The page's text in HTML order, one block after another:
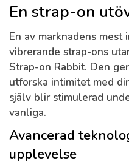
En strap-on
En av marknadens
vibrerande strap-ons
Strap-on Rabbit. Den
utforska intimitet med
själv blir stimulerad
vanliga.
Avancerad
upplevelse